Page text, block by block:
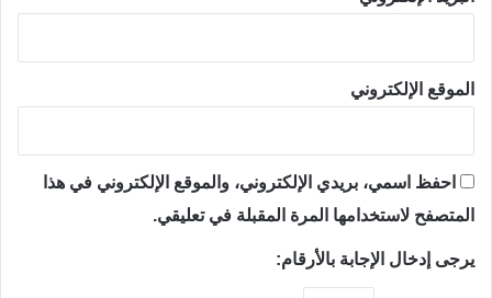
الموقع الإلكتروني
احفظ اسمي، بريدي الإلكتروني، والموقع الإلكتروني في هذا
المتصفح لاستخدامها المرة المقبلة في تعليقي.
يرجى إدخال الإجابة بالأرقام: